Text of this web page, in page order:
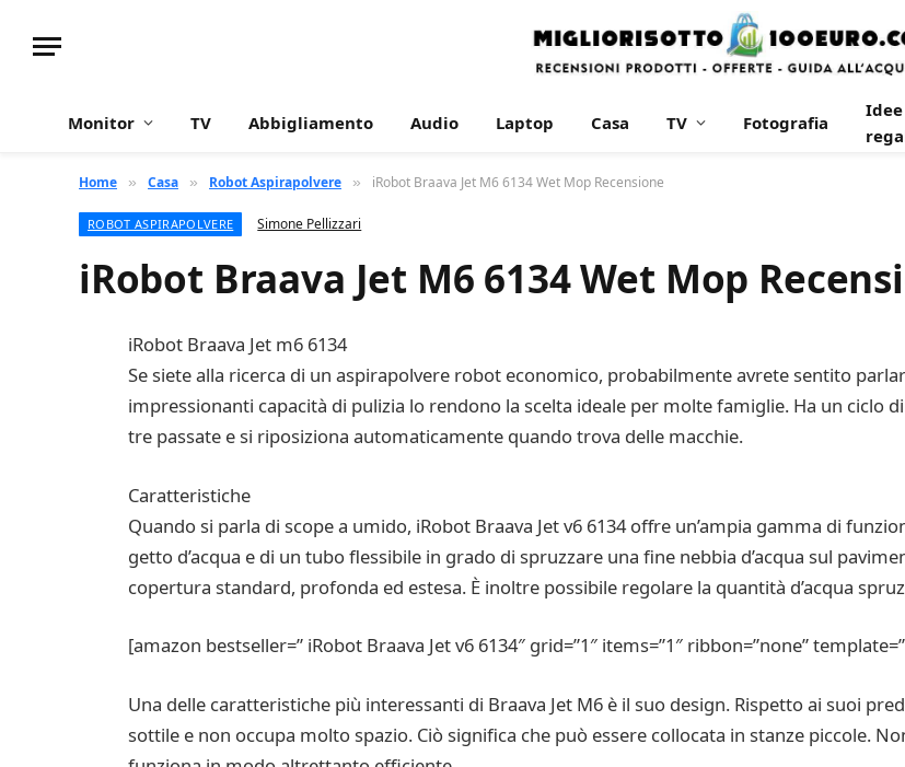
Monitor TV Abbigliamento Audio Laptop Casa TV Fotografia
Idee
Home » Casa » Robot Aspirapolvere » iRobot Braava Jet M6 6134 Wet Mop Recensione
ROBOT ASPIRAPOLVERE Simone Pellizzari
iRobot Braava Jet M6 6134 Wet Mop
iRobot Braava Jet m6 6134
Se siete alla ricerca di un aspirapolvere robot economico, probabilmente avrete sentito
impressionanti capacità di pulizia lo rendono la scelta ideale per molte famiglie. Ha un ciclo
tre passate e si riposiziona automaticamente quando trova delle macchie.
Caratteristiche
Quando si parla di scope a umido, iRobot Braava Jet v6 6134 offre un’ampia gamma di
getto d’acqua e di un tubo flessibile in grado di spruzzare una fine nebbia d’acqua sul
copertura standard, profonda ed estesa. È inoltre possibile regolare la quantità d’acqua
[amazon bestseller=” iRobot Braava Jet v6 6134″ grid=”1″ items=”1″ ribbon=”none”
Una delle caratteristiche più interessanti di Braava Jet M6 è il suo design. Rispetto ai suoi
sottile e non occupa molto spazio. Ciò significa che può essere collocata in stanze piccole.